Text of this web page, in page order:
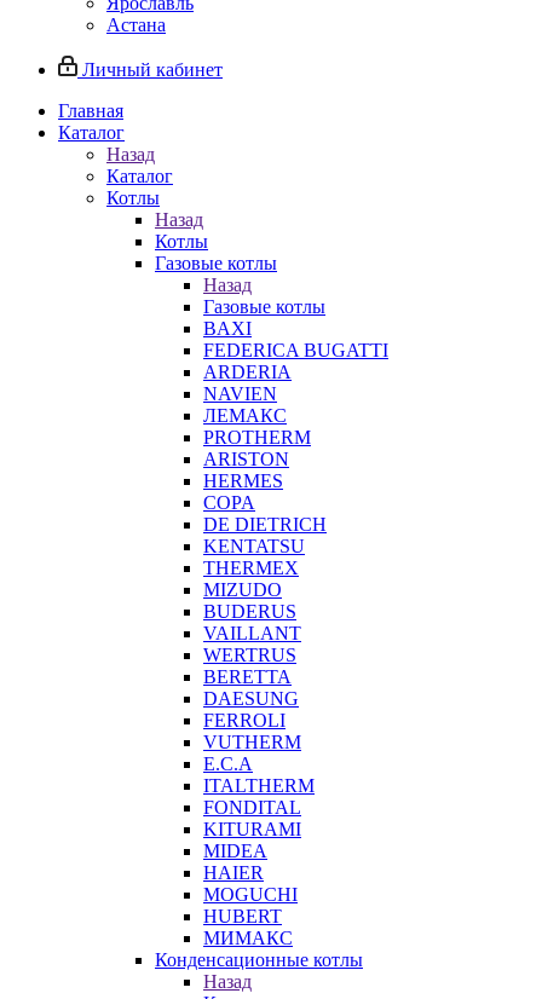
Астана
Личный кабинет
Главная
Каталог
Назад
Каталог
Котлы
Назад
Котлы
Газовые котлы
Назад
Газовые котлы
BAXI
FEDERICA BUGATTI
ARDERIA
NAVIEN
ЛЕМАКС
PROTHERM
ARISTON
HERMES
COPA
DE DIETRICH
KENTATSU
THERMEX
MIZUDO
BUDERUS
VAILLANT
WERTRUS
BERETTA
DAESUNG
FERROLI
VUTHERM
E.C.A
ITALTHERM
FONDITAL
KITURAMI
MIDEA
HAIER
MOGUCHI
HUBERT
МИМАКС
Конденсационные котлы
Назад